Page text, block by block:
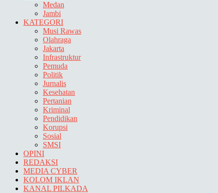
Medan
Jambi
KATEGORI
Musi Rawas
Olahraga
Jakarta
Infrastruktur
Pemuda
Politik
Jurnalis
Kesehatan
Pertanian
Kriminal
Pendidikan
Korupsi
Sosial
SMSI
OPINI
REDAKSI
MEDIA CYBER
KOLOM IKLAN
KANAL PILKADA